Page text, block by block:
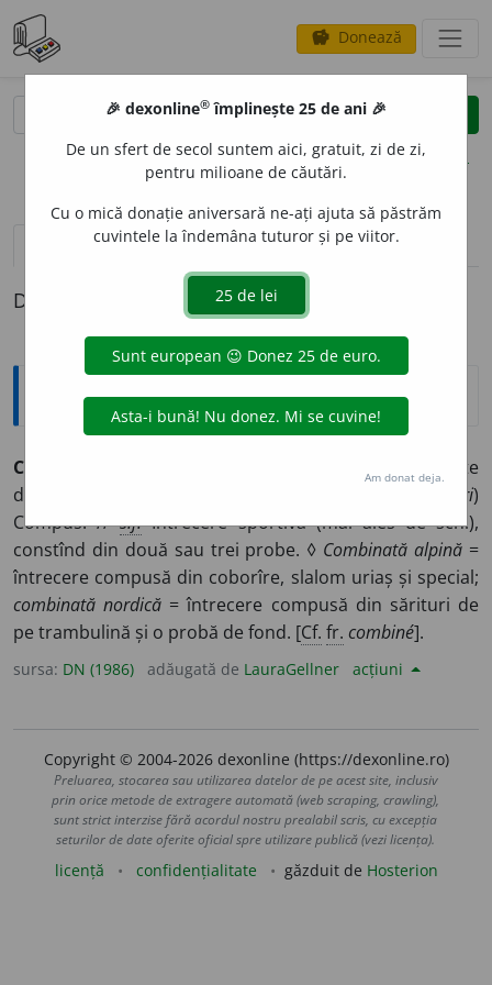
savings Donează
clear
opțiuni
definiții (1) pronunțievolume_up (50)
Definiția cu ID-ul 365687:
Explicative DEX
COMBIN
Format din mai multe elemente
deosebite; îmbinat, împreunat. ♦ (
; despre corpuri)
Compus. //s.f.Întrecere sportivă (mai ales de schi),
constînd din două sau trei probe. ◊ Combinată alpină =
întrecere compusă din coborîre, slalom uriaș și special;
combinată nordică = întrecere compusă din sărituri de
pe trambulină și o probă de fond. [Cf. fr. combiné].
sursa: DN (1986) adăugată de LauraGellner acțiuni
Copyright © 2004-2026 dexonline (https://dexonline.ro)
Preluarea, stocarea sau utilizarea datelor de pe acest site, inclusiv
prin orice metode de extragere automată (web scraping, crawling),
sunt strict interzise fără acordul nostru prealabil scris, cu excepția
seturilor de date oferite oficial spre utilizare publică (vezi licența).
licență confidențialitate găzduit de Hosterion
🎉 dexonline® împlinește 25 de ani 🎉
De un sfert de secol suntem aici, gratuit, zi de zi,
pentru milioane de căutări.
Cu o mică donație aniversară ne-ați ajuta să păstrăm
cuvintele la îndemâna tuturor și pe viitor.
Am donat deja.